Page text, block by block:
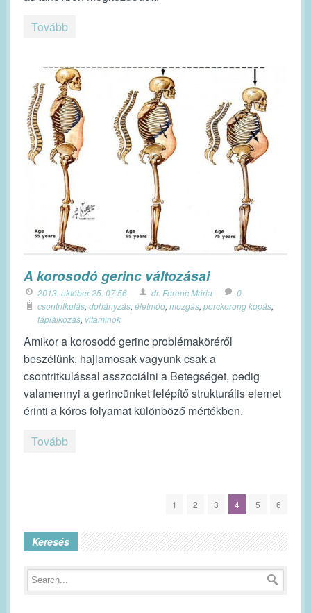
Tovább
A korosodó gerinc változásai
2013. október 25. 07:56 dr. Ferenc Mária
0
csontritkulás, dohányzás, életmód, mozgás, porckorong kopás,
táplálkozás, vitaminok
Amikor a korosodó gerinc problémaköréről
beszélünk, hajlamosak vagyunk csak a
csontritkulással asszociálni a Betegséget, pedig
valamennyi a gerincünket felépítő strukturális elemet
érinti a kóros folyamat különböző mértékben.
Tovább
1 2 3 4 5 6
Keresés